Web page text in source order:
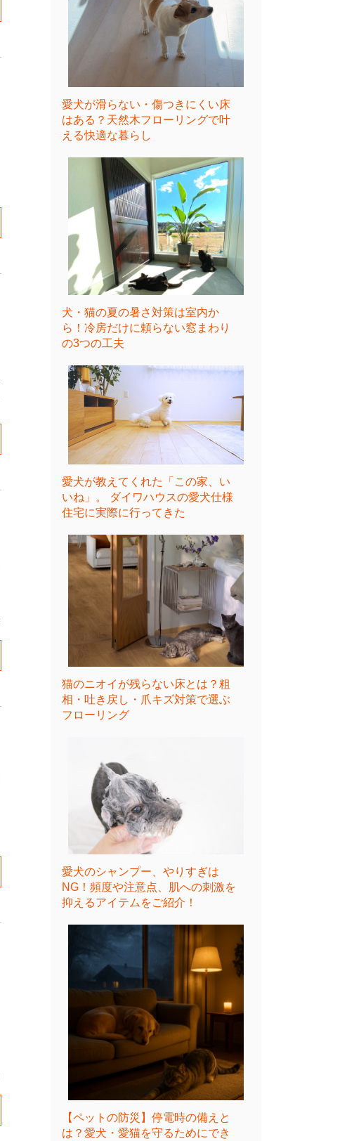
愛犬が滑らない・傷つきにくい床
はある？天然木フローリングで叶
える快適な暮らし
犬・猫の夏の暑さ対策は室内か
ら！冷房だけに頼らない窓まわり
の3つの工夫
愛犬が教えてくれた「この家、い
いね」。 ダイワハウスの愛犬仕様
住宅に実際に行ってきた
猫のニオイが残らない床とは？粗
相・吐き戻し・爪キズ対策で選ぶ
フローリング
愛犬のシャンプー、やりすぎは
NG！頻度や注意点、肌への刺激を
抑えるアイテムをご紹介！
【ペットの防災】停電時の備えと
は？愛犬・愛猫を守るためにでき